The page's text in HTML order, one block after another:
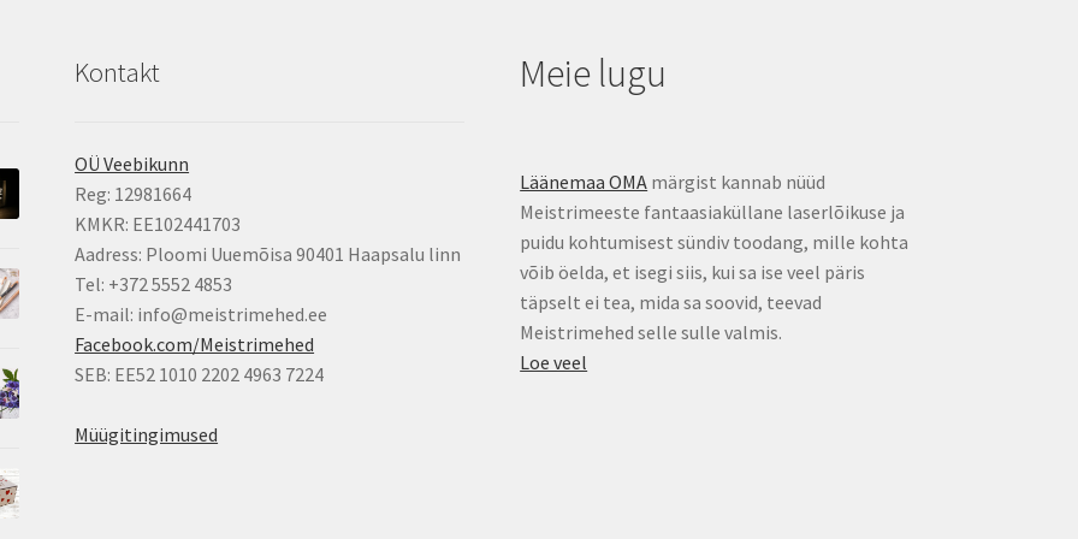
Kontakt
OÜ Veebikunn
Reg: 12981664
KMKR: EE102441703
Aadress: Ploomi Uuemõisa 90401 Haapsalu linn
Tel: +372 5552 4853
E-mail: info@meistrimehed.ee
Facebook.com/Meistrimehed
SEB: EE52 1010 2202 4963 7224
Müügitingimused
Meie lugu
Läänemaa OMA märgist kannab nüüd
Meistrimeeste fantaasiaküllane laserlõikuse ja
puidu kohtumisest sündiv toodang, mille kohta
võib öelda, et isegi siis, kui sa ise veel päris
täpselt ei tea, mida sa soovid, teevad
Meistrimehed selle sulle valmis.
Loe veel